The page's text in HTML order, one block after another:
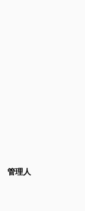
管理人